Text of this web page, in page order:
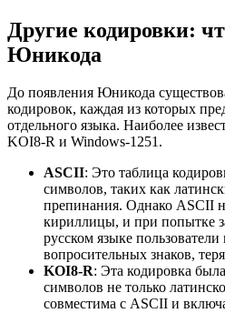
Другие кодировки:
Юникода
До появления Юникода
кодировок, каждая из которых
отдельного языка. Наиболее
KOI8-R и Windows-1251.
ASCII: Это таблица
символов, таких как
препинания. Однако ASCII
кириллицы, и при попытке
русском языке
вопросительных знаков,
KOI8-R: Эта кодировка
символов не только
совместима с ASCII и